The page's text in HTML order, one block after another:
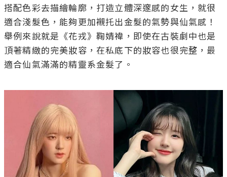
搭配色彩去描繪輪廓，打造立體深邃感的女生，就很
適合淺髮色，能夠更加襯托出金髮的氣勢與仙氣感！
舉例來說就是《花戎》鞠婧禕，即使在古裝劇中也是
頂著精緻的完美妝容，在私底下的妝容也很完整，最
適合仙氣滿滿的精靈系金髮了。